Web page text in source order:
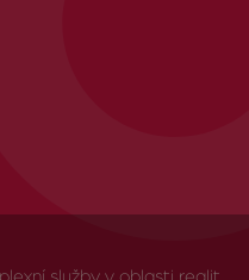
služby v oblasti realit,